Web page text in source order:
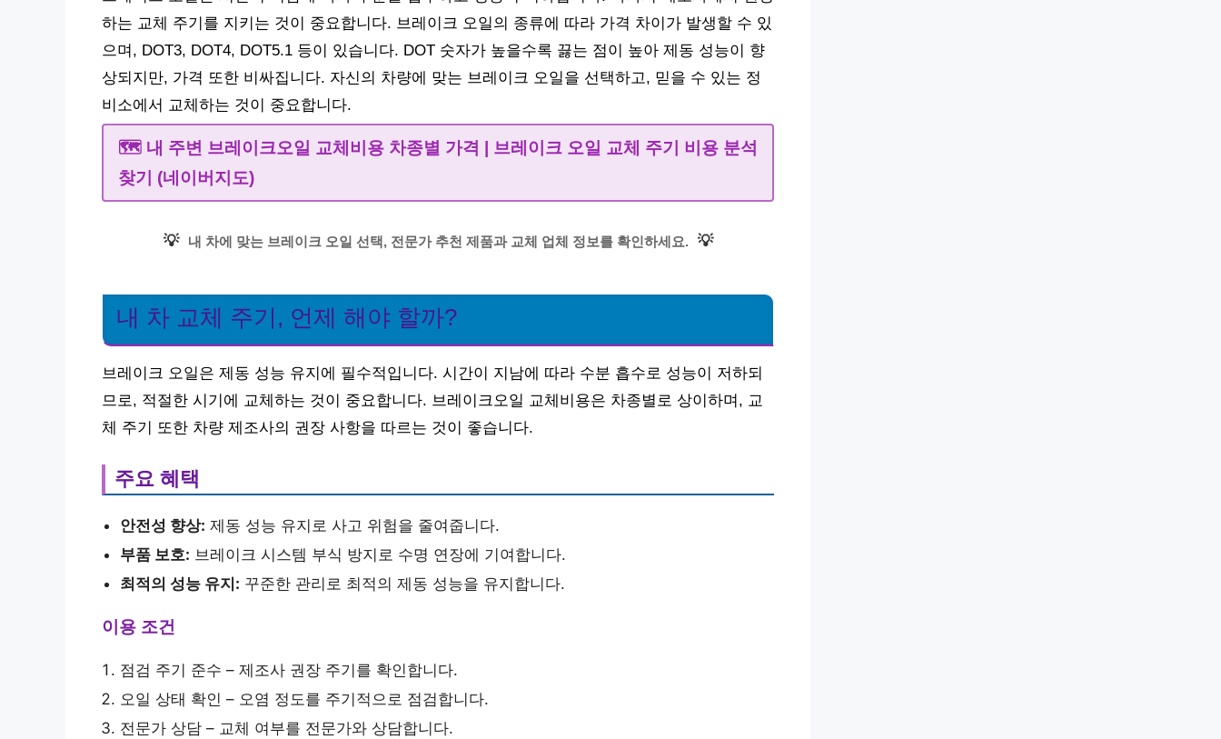
하는 교체 주기를 지키는 것이 중요합니다. 브레이크 오일의 종류에 따라 가격 차이가 발생할 수 있
으며, DOT3, DOT4, DOT5.1 등이 있습니다. DOT 숫자가 높을수록 끓는 점이 높아 제동 성능이 향
상되지만, 가격 또한 비싸집니다. 자신의 차량에 맞는 브레이크 오일을 선택하고, 믿을 수 있는 정
비소에서 교체하는 것이 중요합니다.
🗺️ 내 주변 브레이크오일 교체비용 차종별 가격 | 브레이크 오일 교체 주기 비용 분석
찾기 (네이버지도)
💡 내 차에 맞는 브레이크 오일 선택, 전문가 추천 제품과 교체 업체 정보를 확인하세요. 💡
내 차 교체 주기, 언제 해야 할까?
브레이크 오일은 제동 성능 유지에 필수적입니다. 시간이 지남에 따라 수분 흡수로 성능이 저하되
므로, 적절한 시기에 교체하는 것이 중요합니다. 브레이크오일 교체비용은 차종별로 상이하며, 교
체 주기 또한 차량 제조사의 권장 사항을 따르는 것이 좋습니다.
주요 혜택
안전성 향상: 제동 성능 유지로 사고 위험을 줄여줍니다.
부품 보호: 브레이크 시스템 부식 방지로 수명 연장에 기여합니다.
최적의 성능 유지: 꾸준한 관리로 최적의 제동 성능을 유지합니다.
이용 조건
점검 주기 준수 – 제조사 권장 주기를 확인합니다.
오일 상태 확인 – 오염 정도를 주기적으로 점검합니다.
전문가 상담 – 교체 여부를 전문가와 상담합니다.